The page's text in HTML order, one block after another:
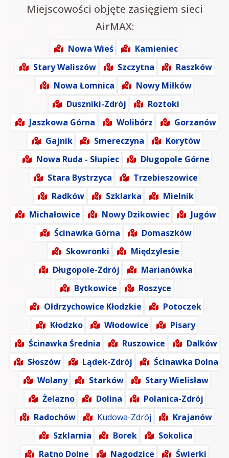
Miejscowości objęte zasięgiem sieci
AirMAX:
Nowa Wieś
Kamieniec
Stary Waliszów
Szczytna
Raszków
Nowa Łomnica
Nowy Miłków
Duszniki-Zdrój
Roztoki
Jaszkowa Górna
Wolibórz
Gorzanów
Gajnik
Smereczyna
Korytów
Nowa Ruda - Słupiec
Długopole Górne
Stara Bystrzyca
Trzebieszowice
Radków
Szklarka
Mielnik
Michałowice
Nowy Dzikowiec
Jugów
Ścinawka Górna
Domaszków
Skowronki
Międzylesie
Długopole-Zdrój
Marianówka
Bytkowice
Roszyce
Ołdrzychowice Kłodzkie
Potoczek
Kłodzko
Włodowice
Pisary
Ścinawka Średnia
Ruszowice
Dalków
Słoszów
Lądek-Zdrój
Ścinawka Dolna
Wolany
Starków
Stary Wielisław
Żelazno
Dolina
Polanica-Zdrój
Radochów
Kudowa-Zdrój
Krajanów
Szklarnia
Borek
Sokolica
Ratno Dolne
Nagodzice
Świerki